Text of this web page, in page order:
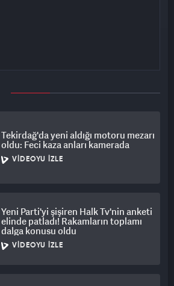
Tekirdağ'da yeni aldığı motoru mezarı
oldu: Feci kaza anları kamerada
VIDEOYU İZLE
Yeni Parti'yi şişiren Halk Tv'nin anketi
elinde patladı! Rakamların toplamı
dalga konusu oldu
VIDEOYU İZLE